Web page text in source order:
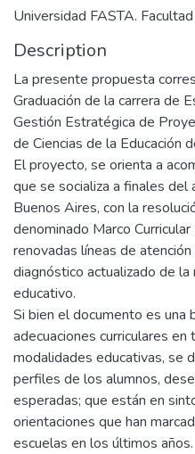
Universidad FASTA.
Description
La presente propuesta
Graduación de la carrera de
Gestión Estratégica de
de Ciencias de la Educación
El proyecto, se orienta a
que se socializa a finales
Buenos Aires, con la
denominado Marco
renovadas líneas de
diagnóstico actualizado de
educativo.
Si bien el documento es una
adecuaciones curriculares
modalidades educativas, se
perfiles de los alumnos,
esperadas; que están en
orientaciones que han
escuelas en los últimos años.